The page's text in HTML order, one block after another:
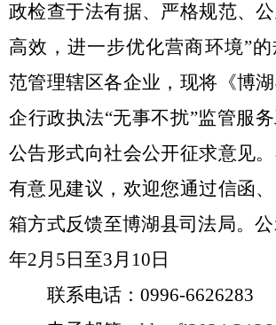
政检查于法有据、严格规范、
高效，进一步优化营商环境”
范管理辖区各企业，现将 《博
企行政执法“无事不扰”监管服
公告形式向社会公开征求意见
有意见建议，欢迎您通过信函
箱方式反馈至博湖县司法局。公
年2月 5 日至3月10 日
联系电话： 0996-6626283